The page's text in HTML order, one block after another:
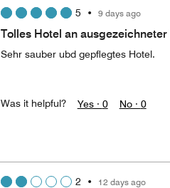
5 • 9 days ago
Tolles Hotel an ausgezeichneter
Sehr sauber ubd gepflegtes Hotel.
Was it helpful? Yes · 0 No · 0
2 • 12 days ago